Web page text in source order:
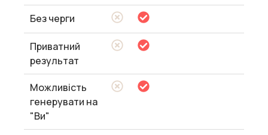
Без черги
Приватний
результат
Можливість
генерувати на
"Ви"